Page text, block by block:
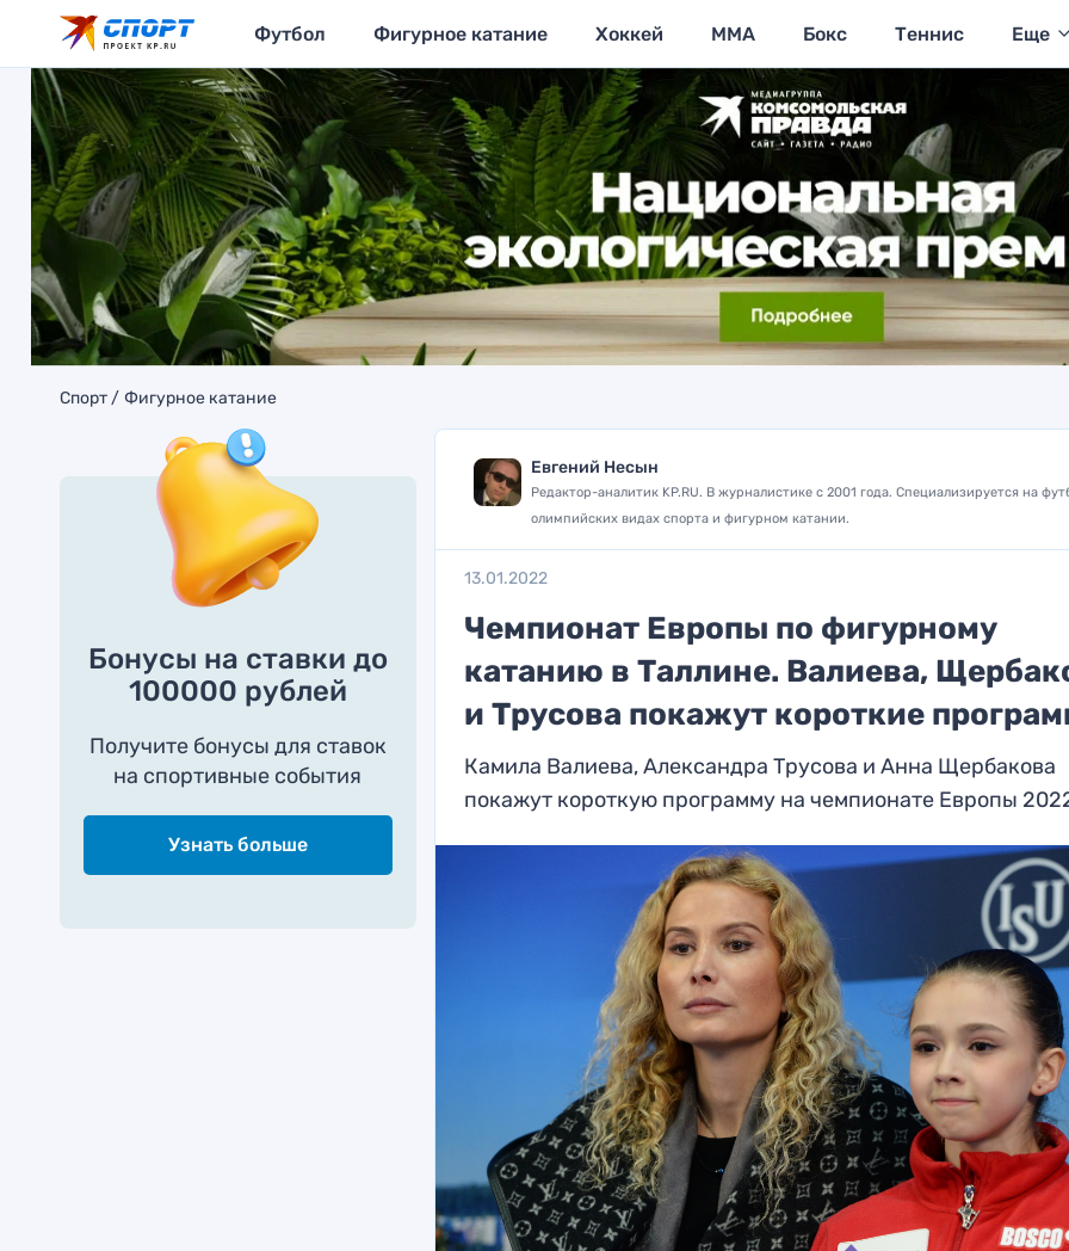
Футбол Фигурное катание Хоккей MMA Бокс Теннис Еще
Спорт Фигурное катание
Бонусы на ставки до
100000 рублей
Получите бонусы для ставок
на спортивные события
Узнать больше
Евгений Несын
Редактор-аналитик KP.RU. В журналистике с 2001 года. Специализируется на
олимпийских видах спорта и фигурном катании.
13.01.2022
Чемпионат Европы по фигурному
катанию в Таллине. Валиева,
и Трусова покажут короткие
Камила Валиева, Александра Трусова и Анна Щербакова
покажут короткую программу на чемпионате Европы